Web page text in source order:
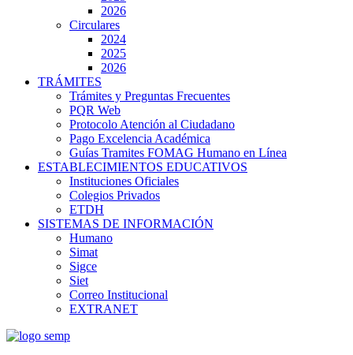
2026
Circulares
2024
2025
2026
TRÁMITES
Trámites y Preguntas Frecuentes
PQR Web
Protocolo Atención al Ciudadano
Pago Excelencia Académica
Guías Tramites FOMAG Humano en Línea
ESTABLECIMIENTOS EDUCATIVOS
Instituciones Oficiales
Colegios Privados
ETDH
SISTEMAS DE INFORMACIÓN
Humano
Simat
Sigce
Siet
Correo Institucional
EXTRANET